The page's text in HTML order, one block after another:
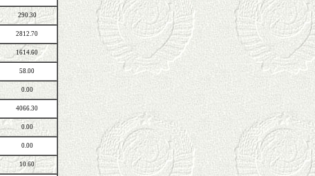
290.30
2812.70
1614.60
58.00
0.00
4066.30
0.00
0.00
10.60